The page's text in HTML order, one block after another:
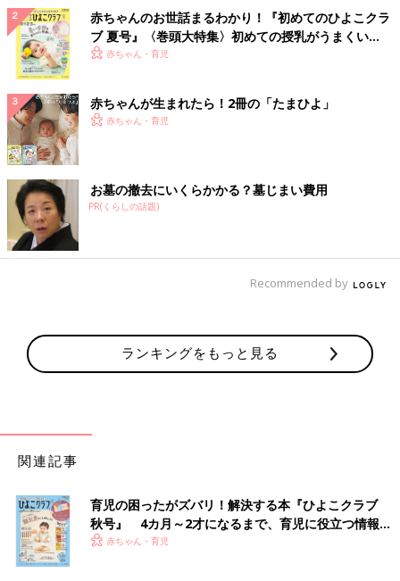
赤ちゃんのお世話まるわかり！『初めてのひよこクラ
ブ 夏号』〈巻頭大特集〉初めての授乳がうまくい
く！ おっぱい・ミルクの基本と夏のトラブル 解決テ
赤ちゃん・育児
赤ちゃんが生まれたら！2冊の「たまひよ」
赤ちゃん・育児
お墓の撤去にいくらかかる？墓じまい費用
PR(くらしの話題)
Recommended by
ランキングをもっと見る
関連記事
育児の困ったがズバリ！解決する本『ひよこクラブ
秋号』 4カ月～2才になるまで、育児に役立つ情報が
いっぱい！
赤ちゃん・育児